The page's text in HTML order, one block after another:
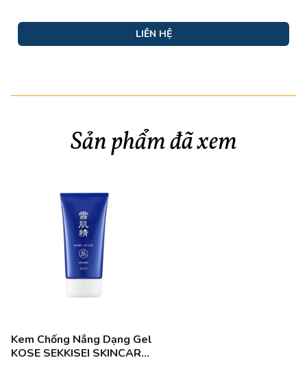
LIÊN HỆ
Sản phẩm đã xem
Kem Chống Nắng Dạng Gel
KOSE SEKKISEI SKINCARE